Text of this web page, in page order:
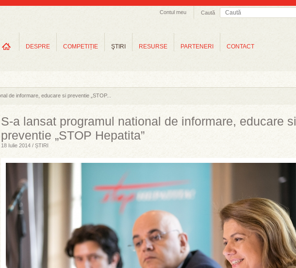
Caută
Contul meu
DESPRE COMPETIȚIE ŞTIRI RESURSE PARTENERI CONTACT
de informare, educare si preventie „STOP...
S-a lansat programul national de informare, educare si
preventie „STOP Hepatita”
18 Iulie 2014 / ȘTIRI